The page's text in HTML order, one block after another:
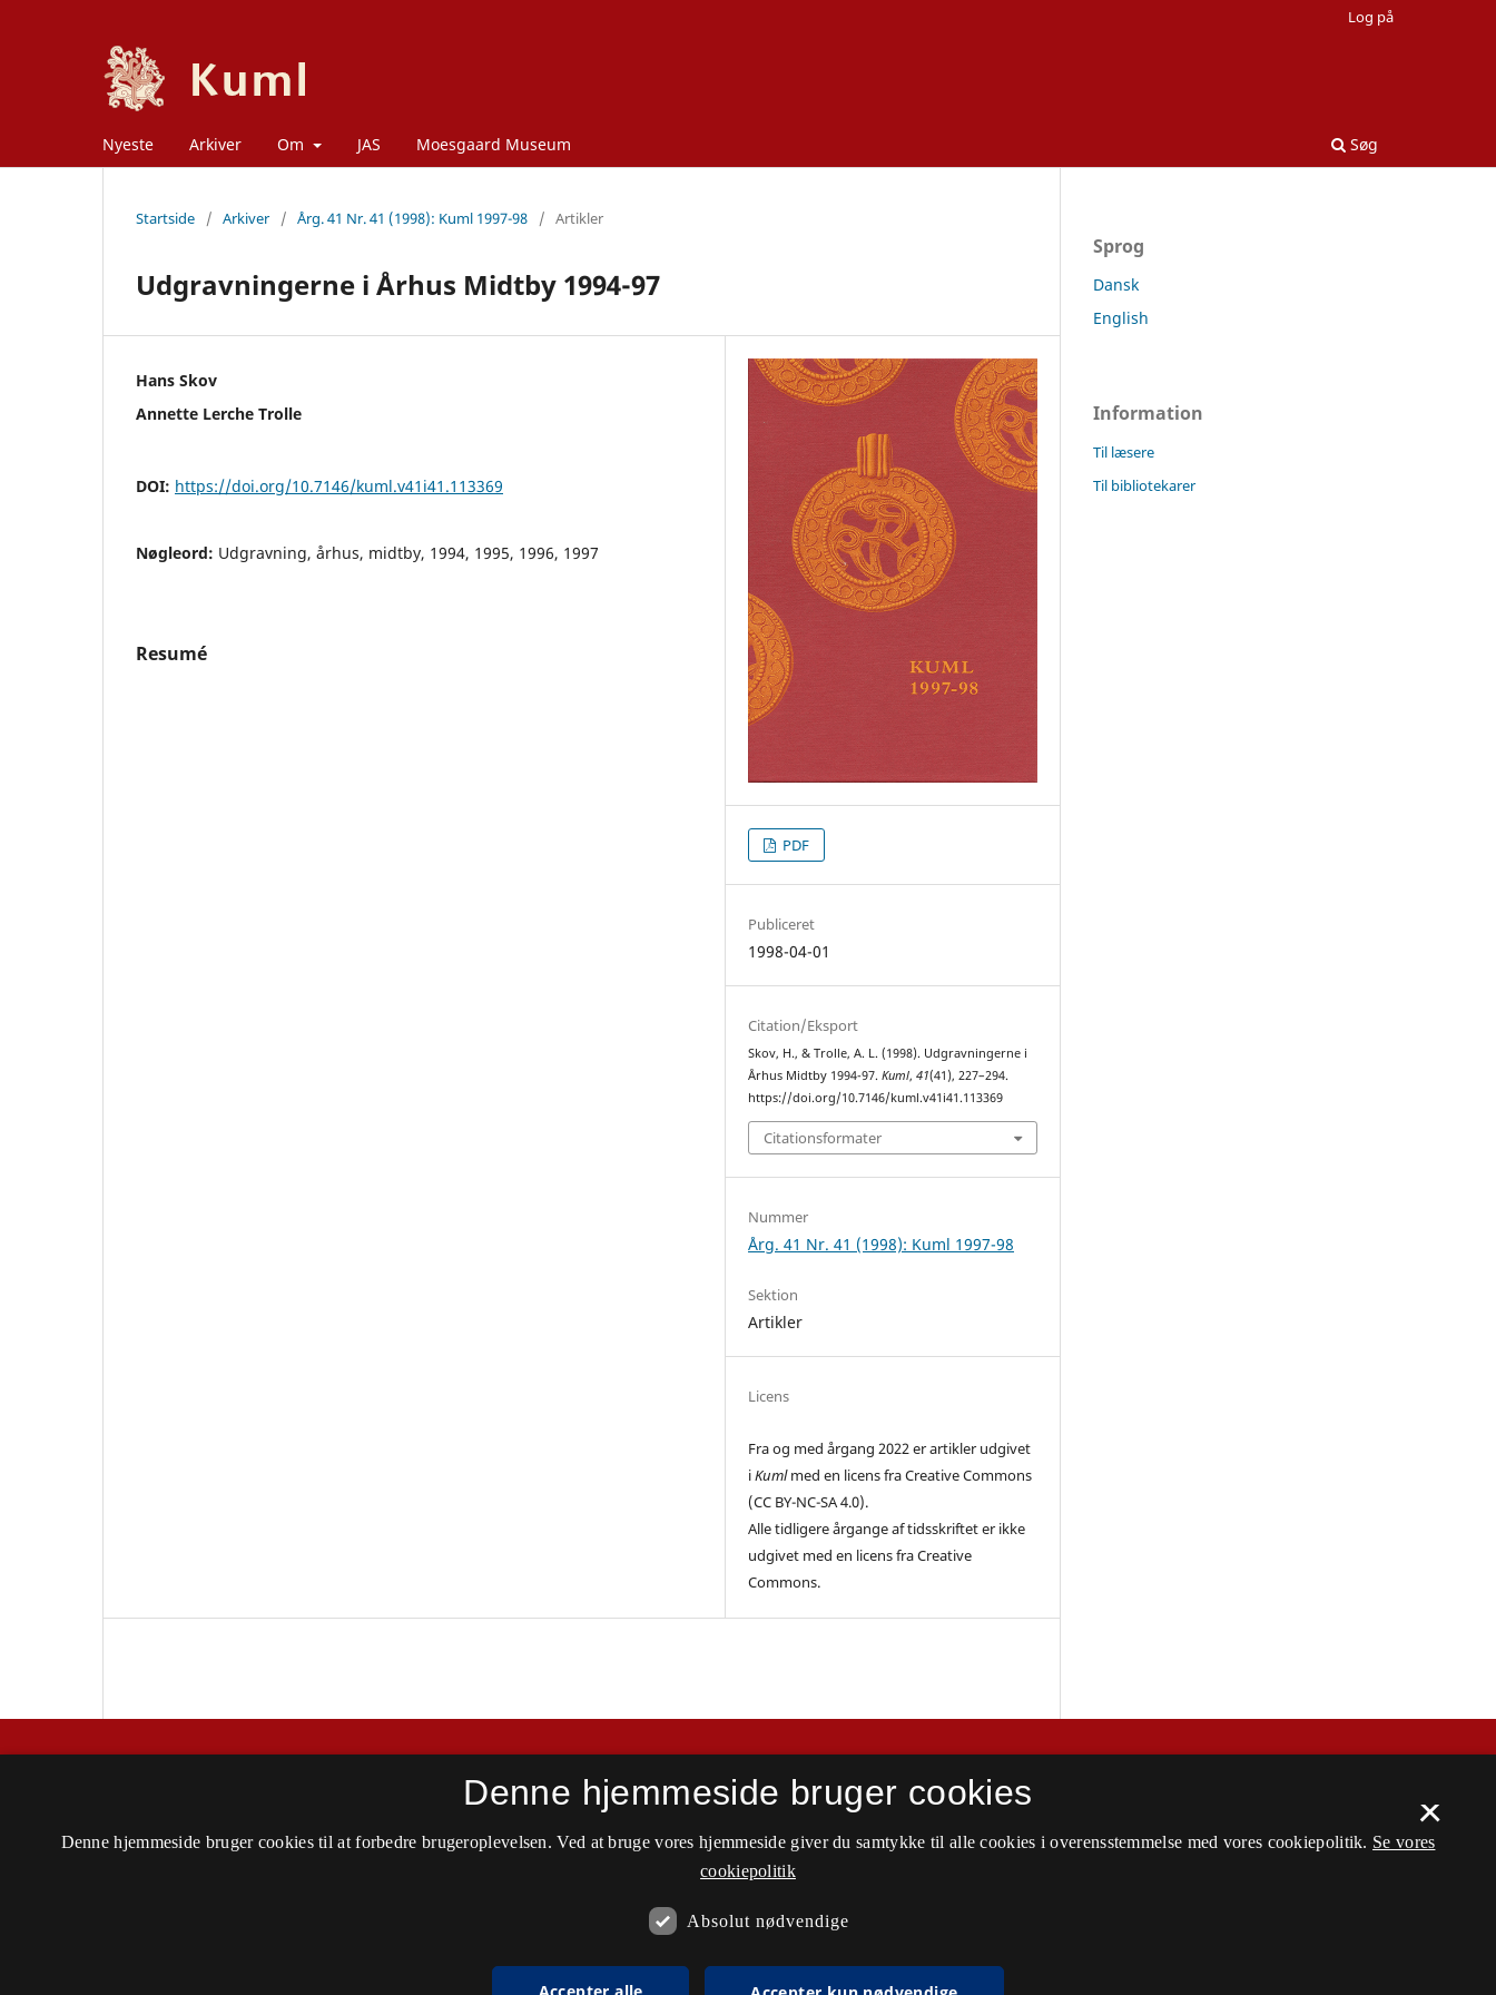
Nyeste Arkiver Om JAS Moesgaard Museum Søg
Log på
Startside / Arkiver / Årg. 41 Nr. 41 (1998): Kuml 1997-98 / Artikler
Udgravningerne i Århus Midtby 1994-97
Hans Skov
Annette Lerche Trolle
DOI: https://doi.org/10.7146/kuml.v41i41.113369
Nøgleord: Udgravning, århus, midtby, 1994, 1995, 1996, 1997
Resumé
PDF
Publiceret
1998-04-01
Citation/Eksport
Skov, H., & Trolle, A. L. (1998). Udgravningerne i
Århus Midtby 1994-97.Kuml,41(41), 227–294.
https://doi.org/10.7146/kuml.v41i41.113369
Citationsformater
Nummer
Årg. 41 Nr. 41 (1998): Kuml 1997-98
Sektion
Artikler
Licens
Fra og med årgang 2022 er artikler udgivet
iKumlmed en licens fra Creative Commons
(CC BY-NC-SA 4.0).
Alle tidligere årgange af tidsskriftet er ikke
udgivet med en licens fra Creative
Commons.
Sprog
Dansk
English
Information
Til læsere
Til bibliotekarer
ISSN 2446-3280 (Online)
×
Denne hjemmeside bruger cookies
Denne hjemmeside bruger cookies til at forbedre brugeroplevelsen. Ved at bruge vores hjemmeside giver du samtykke til alle cookies i overensstemmelse med vores cookiepolitik. Se vores
cookiepolitik
Absolut nødvendige